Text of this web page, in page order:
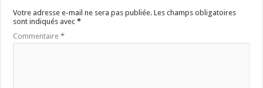
Votre adresse e-mail ne sera pas publiée. Les champs obligatoires
sont indiqués avec*
Commentaire*